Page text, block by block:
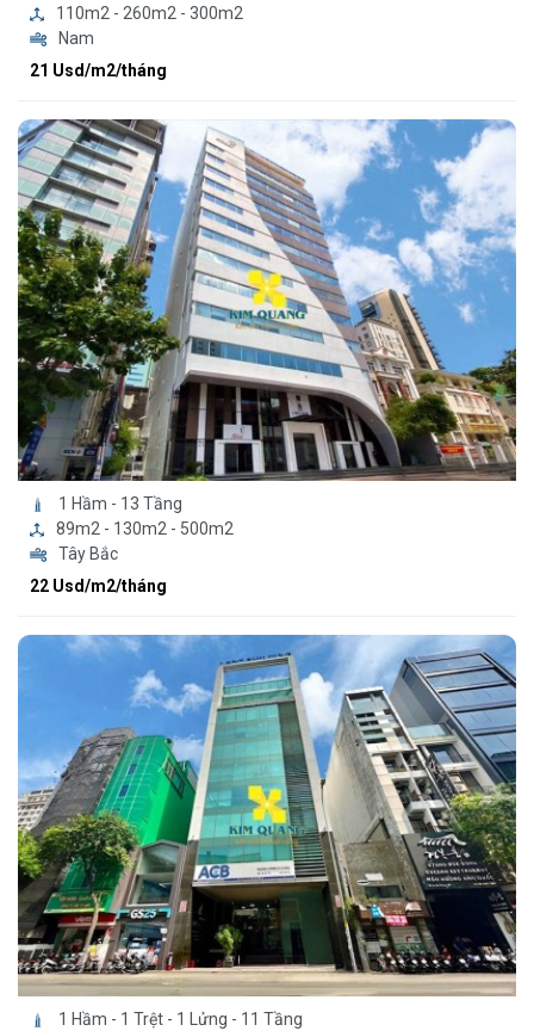
110m2 - 260m2 - 300m2
Nam
21 Usd/m2/tháng
1 Hầm - 13 Tầng
89m2 - 130m2 - 500m2
Tây Bắc
22 Usd/m2/tháng
1 Hầm - 1 Trệt - 1 Lửng - 11 Tầng